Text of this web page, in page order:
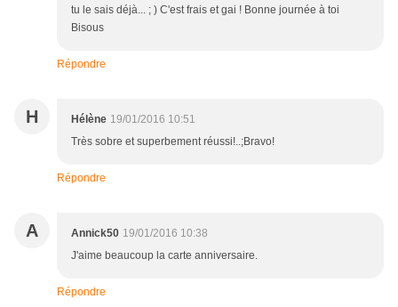
tu le sais déjà... ; ) C'est frais et gai ! Bonne journée à toi
Bisous
Répondre
H Hélène 19/01/2016 10:51
Très sobre et superbement réussi!..;Bravo!
Répondre
A Annick50 19/01/2016 10:38
J'aime beaucoup la carte anniversaire.
Répondre